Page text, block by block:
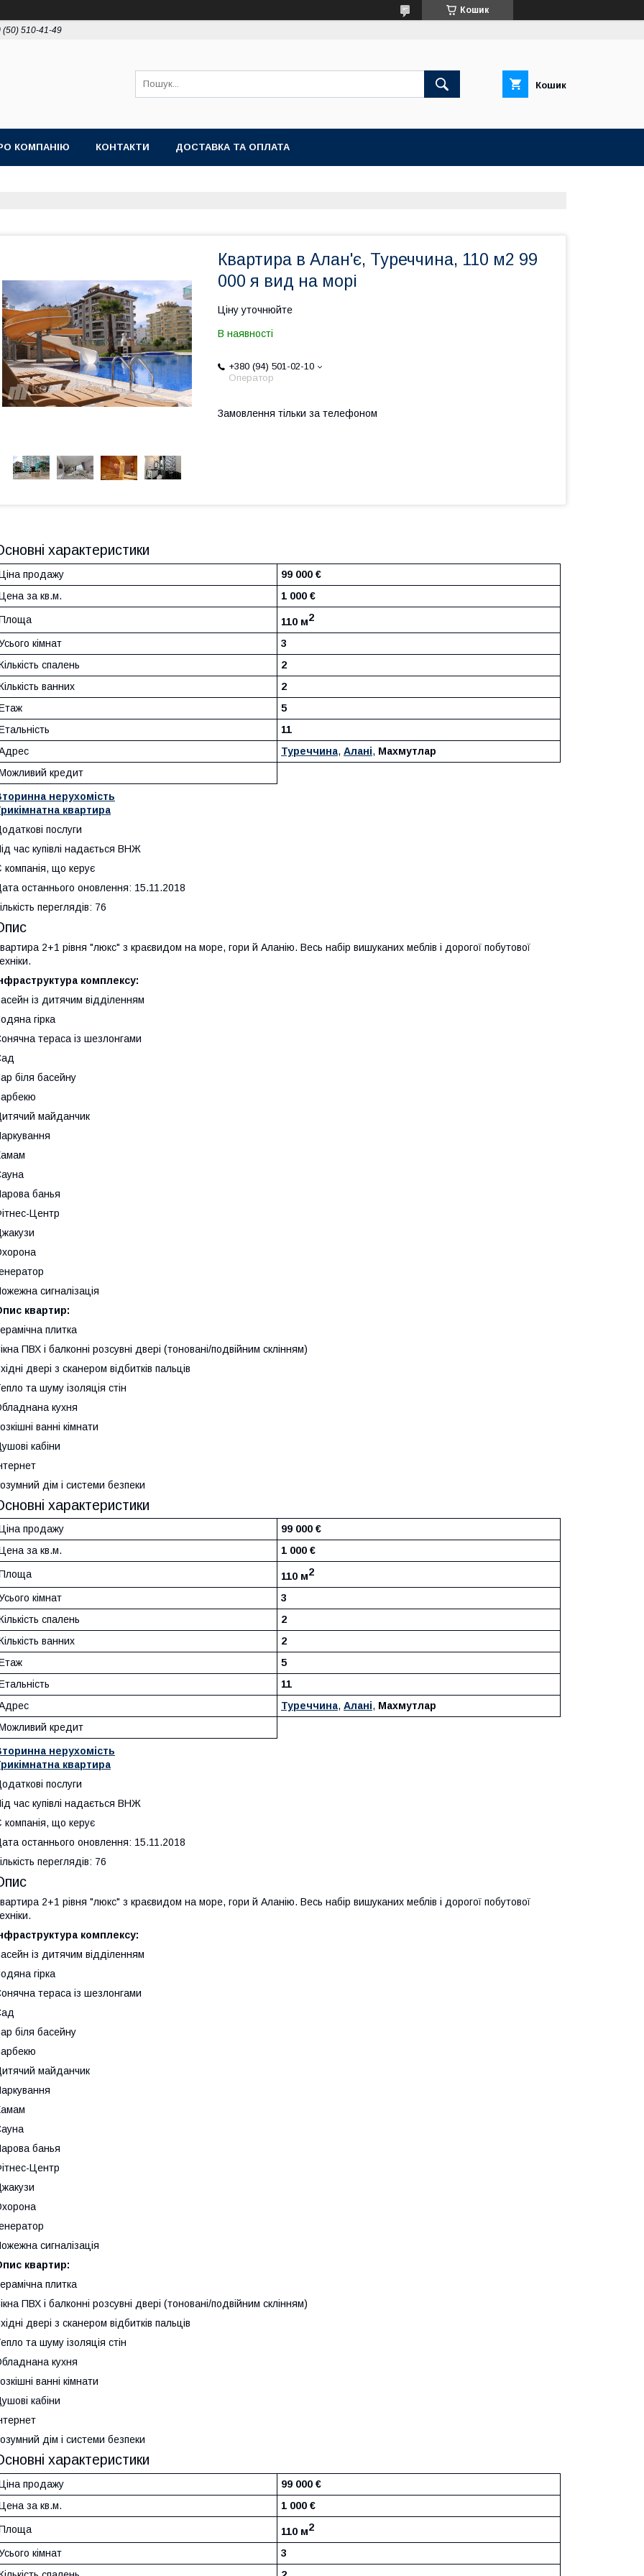
Кошик
(50) 510-41-49
Кошик
КОМПАНІЮ КОНТАКТИ ДОСТАВКА ТА ОПЛАТА
Квартира в Алан'є, Туреччина, 110 м2 99
000 я вид на морі
Ціну уточнюйте
В наявності
+380 (94) 501-02-10
Оператор
Замовлення тільки за телефоном
характеристики
продажу
99 000 €
за кв.м.
1 000 €
110 м2
кімнат
3
спалень
2
ванних
2
5
11
Туреччина, Алані, Махмутлар
кредит
нерухомість
квартира
послуги
час купівлі надається ВНЖ
компанія, що керує
останнього оновлення: 15.11.2018
переглядів: 76
2+1 рівня "люкс" з краєвидом на море, гори й Аланію. Весь набір вишуканих меблів і дорогої побутової
комплексу:
із дитячим відділенням
гірка
тераса із шезлонгами
біля басейну
майданчик
банья
Центр
сигналізація
квартир:
плитка
ПВХ і балконні розсувні двері (тоновані/подвійним склінням)
двері з сканером відбитків пальців
та шуму ізоляція стін
кухня
ванні кімнати
кабіни
дім і системи безпеки
характеристики
продажу
99 000 €
за кв.м.
1 000 €
110 м2
кімнат
3
спалень
2
ванних
2
5
11
Туреччина, Алані, Махмутлар
кредит
нерухомість
квартира
послуги
час купівлі надається ВНЖ
компанія, що керує
останнього оновлення: 15.11.2018
переглядів: 76
2+1 рівня "люкс" з краєвидом на море, гори й Аланію. Весь набір вишуканих меблів і дорогої побутової
комплексу:
із дитячим відділенням
гірка
тераса із шезлонгами
біля басейну
майданчик
банья
Центр
сигналізація
квартир:
плитка
ПВХ і балконні розсувні двері (тоновані/подвійним склінням)
двері з сканером відбитків пальців
та шуму ізоляція стін
кухня
ванні кімнати
кабіни
дім і системи безпеки
характеристики
продажу
99 000 €
за кв.м.
1 000 €
110 м2
кімнат
3